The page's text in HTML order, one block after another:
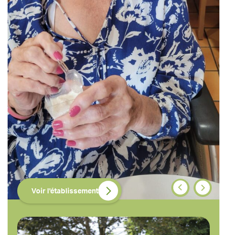
Ehpad Repotel Lieusaint (77)
L’Ehpad Clinalliance de Lieusaint offre un
environnement paisible et chaleureux, idéal pour
les personnes âgées dépendantes en quête de
confort et de sécurité. L’établissement propose
une prise en charge personnalisée, des soins
médicaux adaptés et une vie sociale dynamique
grâce à un programme d’activités variées.
Voir l'établissement